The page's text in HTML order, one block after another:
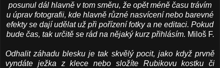
posunul dál hlavně v tom směru, že opět méně času trávím
u úprav fotografii, kde hlavně různé nasvícení nebo barevné
efekty se dají udělat už při pořízení fotky a ne editaci. Pokud
bude čas, tak určitě se rád na nějaký kurz přihlásím. Miloš F.
Odhalit záhadu blesku je tak skvělý pocit, jako když prvně
vyndáte ježka z klece nebo složíte Rubikovu kostku či